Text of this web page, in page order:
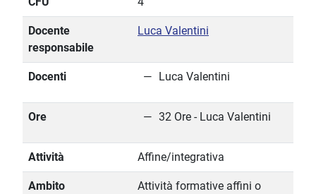
Docente
responsabile
Luca Valentini
Docenti Luca Valentini
Ore 32 Ore - Luca Valentini
Attività Affine/integrativa
Ambito
Attività formative affini o